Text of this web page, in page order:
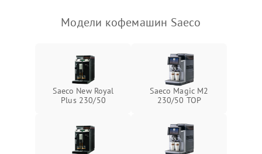
Модели кофемашин Saeco
Saeco New Royal
Plus 230/50
Saeco Magic M2
230/50 TOP